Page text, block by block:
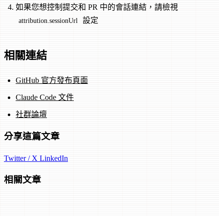
如果您想控制提交和 PR 中的會話連結，請檢視
attribution.sessionUrl 設定
相關連結
GitHub 官方發布頁面
Claude Code 文件
社群論壇
分享這篇文章
Twitter / X LinkedIn
相關文章